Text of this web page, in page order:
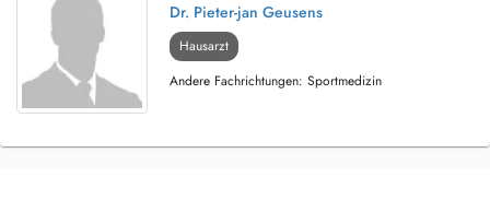
Dr. Pieter-jan Geusens
Hausarzt
Andere Fachrichtungen: Sportmedizin